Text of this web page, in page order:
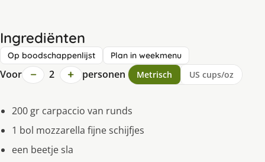
Ingrediënten
Op boodschappenlijst Plan in weekmenu
Voor − 2 + personen Metrisch US cups/oz
200 gr carpaccio van runds
1 bol mozzarella fijne schijfjes
een beetje sla